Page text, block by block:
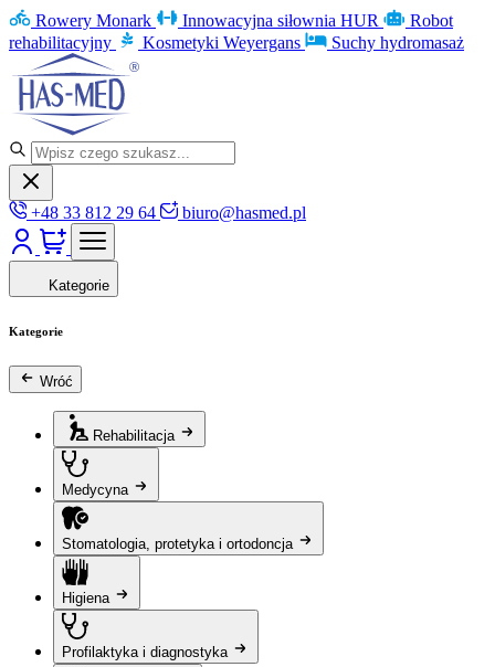
Rowery Monark Innowacyjna siłownia HUR
Robot
rehabilitacyjny
Kosmetyki Weyergans Suchy hydromasaż
+48 33 812 29 64 biuro@hasmed.pl
Kategorie
Kategorie
Wróć
Rehabilitacja
Medycyna
Stomatologia, protetyka i ortodoncja
Higiena
Profilaktyka i diagnostyka